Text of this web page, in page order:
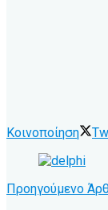
Κοινοποίηση
Προηγούμενο